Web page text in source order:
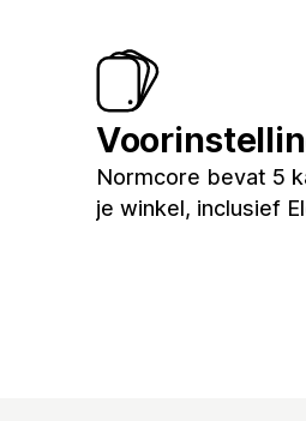
Normcore bevat 5
je winkel, inclusief